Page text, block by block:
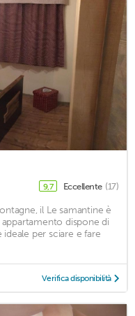
9,7 Eccellente (17)
il Le samantine è
dispone di
per sciare e fare
Verifica disponibilità